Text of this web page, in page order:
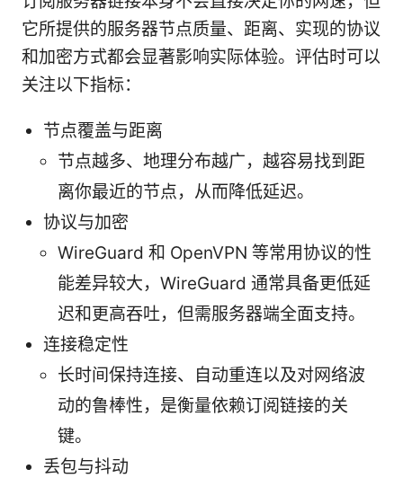
它所提供的服务器节点质量、距离、实现的协议
和加密方式都会显著影响实际体验。评估时可以
关注以下指标：
节点覆盖与距离
节点越多、地理分布越广，越容易找到距
离你最近的节点，从而降低延迟。
协议与加密
WireGuard 和 OpenVPN 等常用协议的性
能差异较大，WireGuard 通常具备更低延
迟和更高吞吐，但需服务器端全面支持。
连接稳定性
长时间保持连接、自动重连以及对网络波
动的鲁棒性，是衡量依赖订阅链接的关
键。
丢包与抖动